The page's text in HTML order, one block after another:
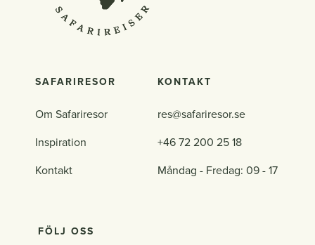
SAFARIRESOR
Om Safariresor
Inspiration
Kontakt
KONTAKT
res@safariresor.se
+46 72 200 25 18
Måndag - Fredag: 09 - 17
FÖLJ OSS